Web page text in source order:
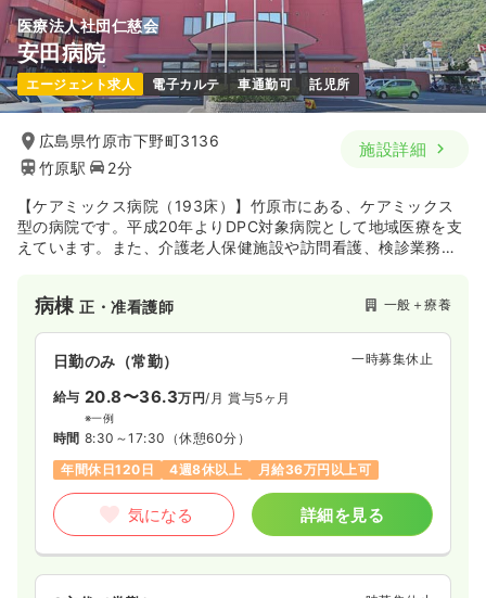
医療法人社団仁慈会
安田病院
エージェント求人 電子カルテ 車通勤可 託児所
広島県竹原市下野町3136
竹原駅
2分
施設詳細
【ケアミックス病院（193床）】竹原市にある、ケアミックス
型の病院です。平成20年よりDPC対象病院として地域医療を支
えています。また、介護老人保健施設や訪問看護、検診業務な
病棟正・准看護師 一般＋療養
日勤のみ（常勤） 一時募集休止
給与 20.8〜36.3万円/月 賞与5ヶ月
※一例
時間 8:30～17:30 （休憩60分）
年間休日120日
4週8休以上 月給36万円以上可
気になる 詳細を見る